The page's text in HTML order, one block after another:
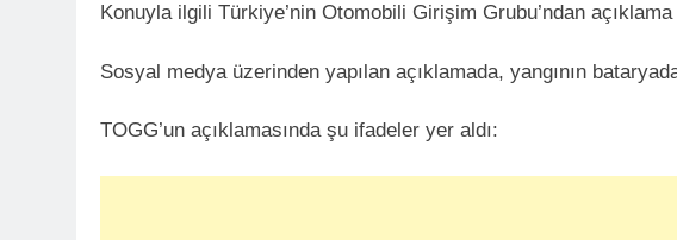
Konuyla ilgili Türkiye’nin Otomobili Girişim Grubu’ndan açıklama
Sosyal medya üzerinden yapılan açıklamada, yangının
TOGG’un açıklamasında şu ifadeler yer aldı: